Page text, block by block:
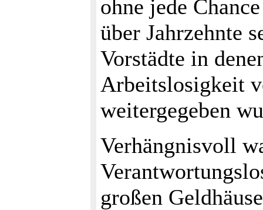
ohne jede
über Jahrzehnte
Vorstädte in
Arbeitslosigkeit
weitergegeben
Verhängnisvoll
großen